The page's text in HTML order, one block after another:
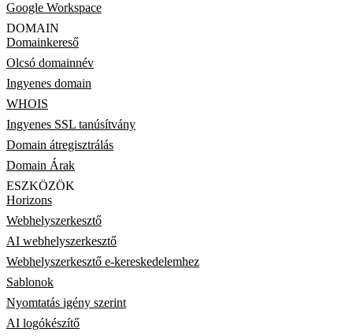
Google Workspace
DOMAIN
Domainkereső
Olcsó domainnév
Ingyenes domain
WHOIS
Ingyenes SSL tanúsítvány
Domain átregisztrálás
Domain Árak
ESZKÖZÖK
Horizons
Webhelyszerkesztő
AI webhelyszerkesztő
Webhelyszerkesztő e-kereskedelemhez
Sablonok
Nyomtatás igény szerint
AI logókészítő